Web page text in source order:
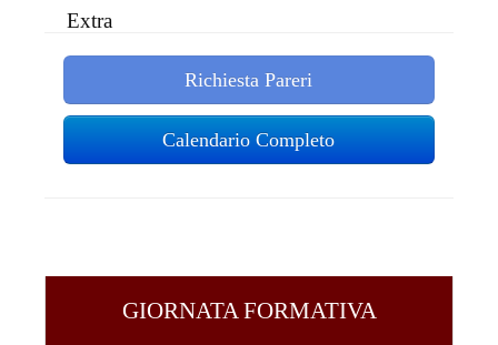
Extra
Richiesta Pareri
Calendario Completo
GIORNATA FORMATIVA